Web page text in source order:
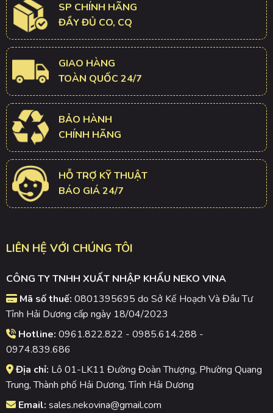
SP CHÍNH HÃNG
ĐẦY ĐỦ CO, CQ
GIAO HÀNG
TOÀN QUỐC 24/7
BẢO HÀNH
CHÍNH HÃNG
HỖ TRỢ KỸ THUẬT
BÁO GIÁ 24/7
LIÊN HỆ VỚI CHÚNG TÔI
CÔNG TY TNHH XUẤT NHẬP KHẨU NEKO VINA
Mã số thuế: 0801395695 do Sở Kế Hoạch Và Đầu Tư
Tỉnh Hải Dương cấp ngày 18/04/2023
Hotline: 0961.822.822 - 0985.614.288 -
0974.839.686
Địa chỉ: Lô 01-LK11 Đường Đoàn Thượng, Phường Quang
Trung, Thành phố Hải Dương, Tỉnh Hải Dương
Email: sales.nekovina@gmail.com